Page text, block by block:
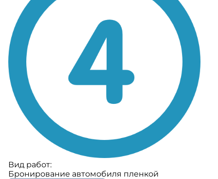
Вид работ:
Бронирование автомобиля пленкой